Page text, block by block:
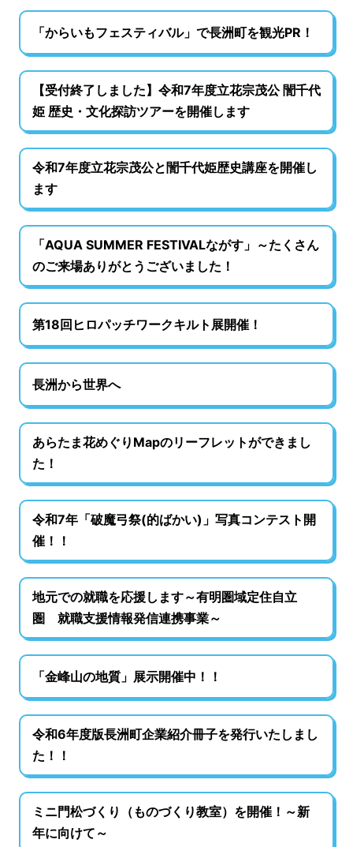
「からいもフェスティバル」で長洲町を観光PR！
【受付終了しました】令和7年度立花宗茂公 誾千代
姫 歴史・文化探訪ツアーを開催します
令和7年度立花宗茂公と誾千代姫歴史講座を開催し
ます
「AQUA SUMMER FESTIVALながす」～たくさん
のご来場ありがとうございました！
第18回ヒロパッチワークキルト展開催！
長洲から世界へ
あらたま花めぐりMapのリーフレットができまし
た！
令和7年「破魔弓祭(的ばかい)」写真コンテスト開
催！！
地元での就職を応援します～有明圏域定住自立
圏 就職支援情報発信連携事業～
「金峰山の地質」展示開催中！！
令和6年度版長洲町企業紹介冊子を発行いたしまし
た！！
ミニ門松づくり（ものづくり教室）を開催！～新
年に向けて～